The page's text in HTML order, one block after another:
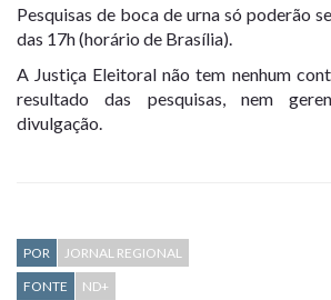
Pesquisas de boca de urna só poderão
das 17h (horário de Brasília).
A Justiça Eleitoral não tem nenhum
resultado das pesquisas, nem
divulgação.
POR
JORNAL REGIONAL
FONTE
ND+